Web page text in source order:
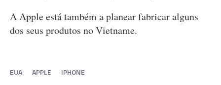
A Apple está também a planear fabricar alguns
dos seus produtos no Vietname.
EUA APPLE IPHONE